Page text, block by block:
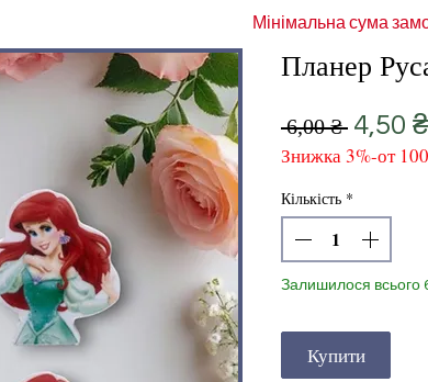
Планер
6,00 ₴
ціна
4,50 ₴
Знижка 3%-от
Кількість *
Залишилося всього
Купити
Мінімальна сума